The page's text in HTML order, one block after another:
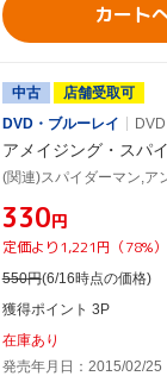
カート
中古
店舗受取可
DVD・ブルーレイ
DVD
アメイジング・スパ
¥330円
定価より1,221円（78%
550円(6/16時点の価格)
獲得ポイント 3P
在庫あり
発売年月日：2015/02/25